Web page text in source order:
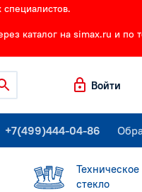
каталог на simax.ru и по
Войти
+7(499)444-04-86
Техническое
стекло